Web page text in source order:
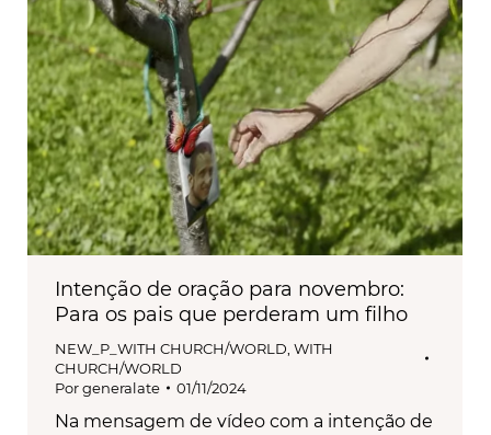
Intenção de oração para novembro:
Para os pais que perderam um filho
NEW_P_WITH CHURCH/WORLD WITH
CHURCH/WORLD
Porgeneralate 01/11/2024
Na mensagem de vídeo com a intenção de